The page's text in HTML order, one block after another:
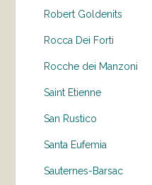
Robert Goldenits
Rocca Dei Forti
Rocche dei Manzoni
Saint Etienne
San Rustico
Santa Eufemia
Sauternes-Barsac